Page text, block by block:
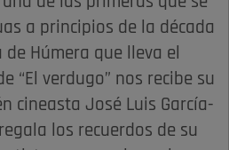
a principios de la década
Húmera que lleva el
“El verdugo” nos recibe su
cineasta José Luis García-
los recuerdos de su